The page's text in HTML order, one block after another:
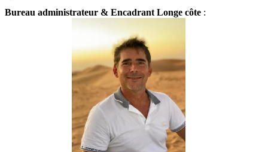
Bureau administrateur & Encadrant Longe côte :